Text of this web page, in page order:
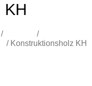
KH
/ /
/ Konstruktionsholz KH